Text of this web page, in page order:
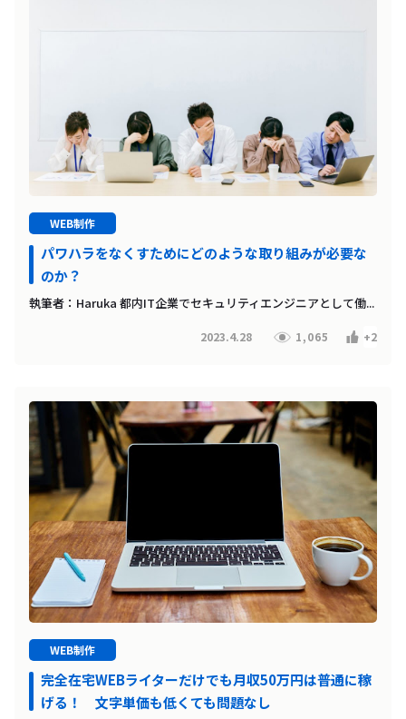
WEB制作
パワハラをなくすためにどのような取り組みが必要な
のか？
執筆者：Haruka 都内IT企業でセキュリティエンジニアとして働...
2023.4.28 1,065 +2
WEB制作
完全在宅WEBライターだけでも月収50万円は普通に稼
げる！ 文字単価も低くても問題なし